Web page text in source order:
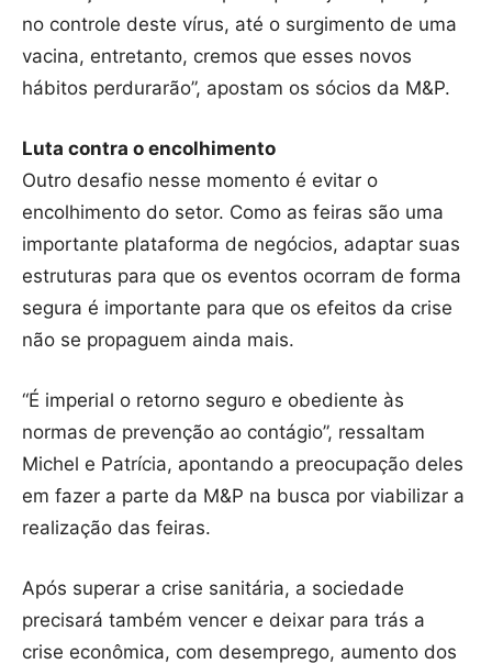
no controle deste vírus, até o surgimento de uma
vacina, entretanto, cremos que esses novos
hábitos perdurarão”, apostam os sócios da M&P.
Luta contra o encolhimento
Outro desafio nesse momento é evitar o
encolhimento do setor. Como as feiras são uma
importante plataforma de negócios, adaptar suas
estruturas para que os eventos ocorram de forma
segura é importante para que os efeitos da crise
não se propaguem ainda mais.
“É imperial o retorno seguro e obediente às
normas de prevenção ao contágio”, ressaltam
Michel e Patrícia, apontando a preocupação deles
em fazer a parte da M&P na busca por viabilizar a
realização das feiras.
Após superar a crise sanitária, a sociedade
precisará também vencer e deixar para trás a
crise econômica, com desemprego, aumento dos